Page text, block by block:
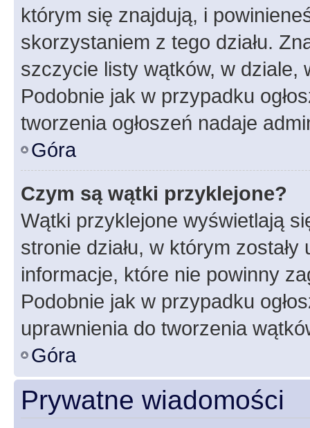
którym się znajdują, i
skorzystaniem z tego działu.
szczycie listy wątków, w dziale,
Podobnie jak w przypadku
tworzenia ogłoszeń nadaje
Góra
Czym są wątki przyklejone?
Wątki przyklejone wyświetlają
stronie działu, w którym
informacje, które nie powinny
Podobnie jak w przypadku
uprawnienia do tworzenia
Góra
Prywatne wiadomości